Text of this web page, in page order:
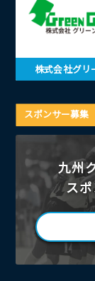
株式会社グリ
スポンサー募集
九州
スポ